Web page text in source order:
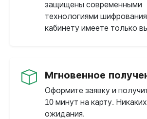
защищены современными
технологиями
кабинету имеете только
Мгновенное
Оформите заявку и
10 минут на карту.
ожидания.